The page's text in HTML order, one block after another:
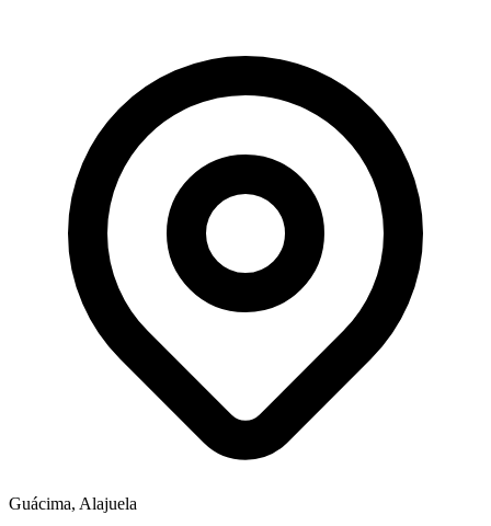
Guácima, Alajuela